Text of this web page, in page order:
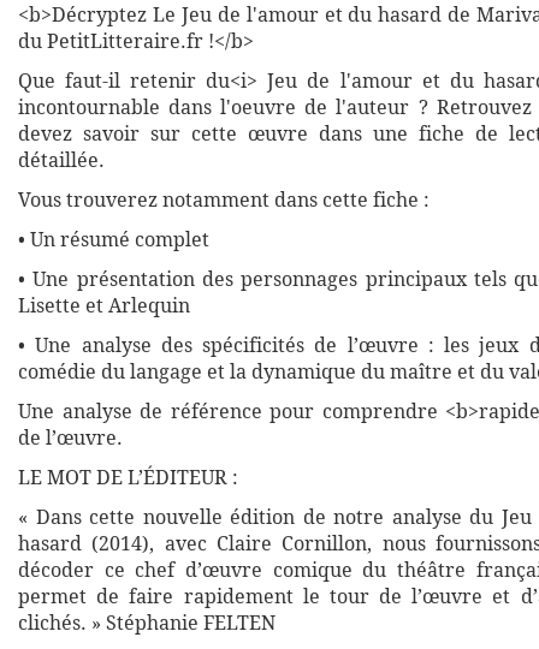
<b>Décryptez Le Jeu de l'amour et du hasard de
du PetitLitteraire.fr !</b>
Que faut-il retenir du<i> Jeu de l'amour et du
incontournable dans l'oeuvre de l'auteur ?
devez savoir sur cette œuvre dans une fiche de
détaillée.
Vous trouverez notamment dans cette fiche :
• Un résumé complet
• Une présentation des personnages principaux tels
Lisette et Arlequin
• Une analyse des spécificités de l’œuvre : les jeux
comédie du langage et la dynamique du maître et du
Une analyse de référence pour comprendre
de l’œuvre.
LE MOT DE L’ÉDITEUR :
« Dans cette nouvelle édition de notre analyse du
hasard (2014), avec Claire Cornillon, nous
décoder ce chef d’œuvre comique du théâtre
permet de faire rapidement le tour de l’œuvre et
clichés. » Stéphanie FELTEN